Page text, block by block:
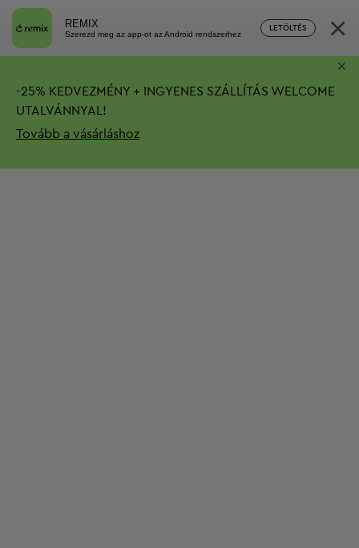
REMIX
Szerezd meg az app-ot az Android rendszerhez
LETÖLTÉS ×
-25% KEDVEZMÉNY + INGYENES SZÁLLÍTÁS WELCOME
UTALVÁNNYAL!
Tovább a vásárláshoz
×